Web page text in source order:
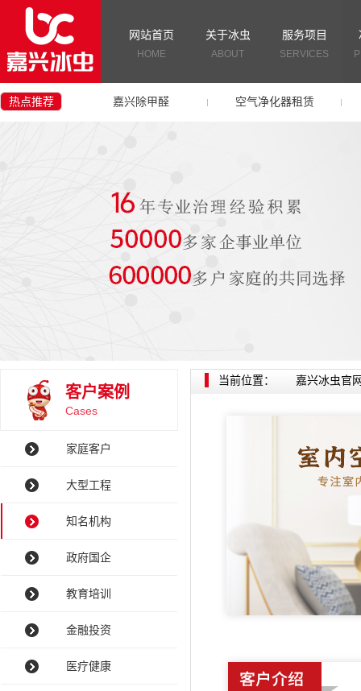
网站首页
HOME
关于冰虫
ABOUT
服务项目
SERVICES
热点推荐 嘉兴除甲醛 空气净化器租赁
客户案例
Cases
家庭客户
大型工程
知名机构
政府国企
教育培训
金融投资
医疗健康
当前位置： 嘉兴冰虫官